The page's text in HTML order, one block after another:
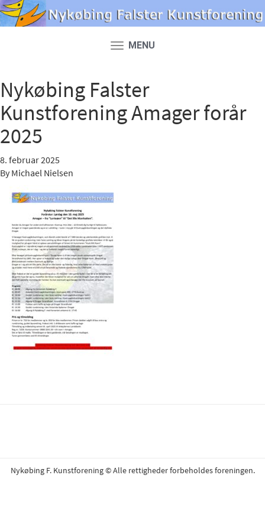
Toggle
MENU
Nykøbing Falster
Kunstforening Amager forår
2025
8. februar 2025
By Michael Nielsen
Nykøbing F. Kunstforening © Alle rettigheder forbeholdes foreningen.